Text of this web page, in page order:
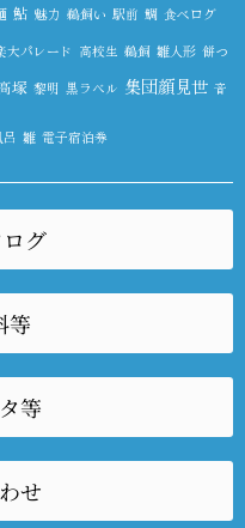
鮎 魅力 鵜飼い 駅前 鯛 食べログ
大パレード 高校生 鵜飼 雛人形 餅つ
塚 黎明 黒ラベル 集団顔見世 音
雛 電子宿泊券
グ
等
等
せ